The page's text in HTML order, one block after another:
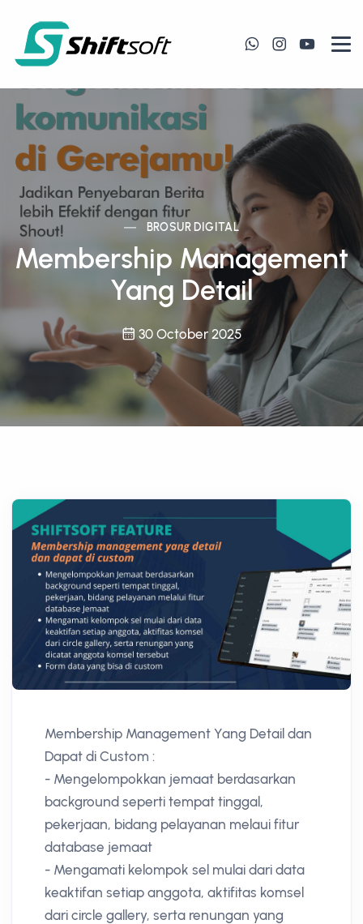
BROSUR DIGITAL
Membership Management
Yang Detail
30 October 2025
Membership Management Yang Detail dan
Dapat di Custom :
- Mengelompokkan jemaat berdasarkan
background seperti tempat tinggal,
pekerjaan, bidang pelayanan melaui fitur
database jemaat
- Mengamati kelompok sel mulai dari data
keaktifan setiap anggota, aktifitas komsel
dari circle gallery, serta renungan yang